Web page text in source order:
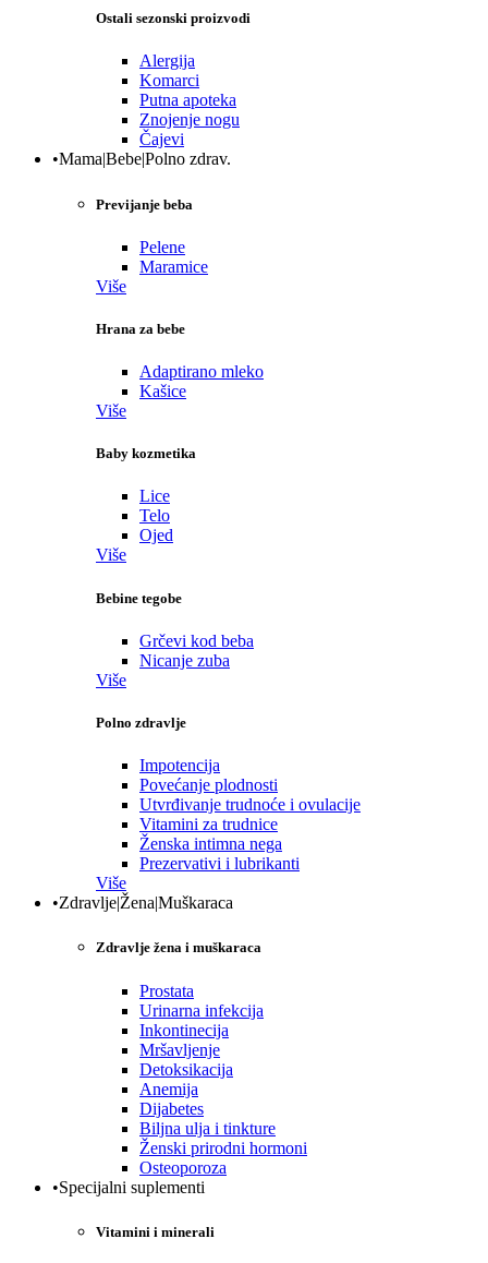
Ostali sezonski proizvodi
Alergija
Komarci
Putna apoteka
Znojenje nogu
Čajevi
•Mama|Bebe|Polno zdrav.
Previjanje beba
Pelene
Maramice
Više
Hrana za bebe
Adaptirano mleko
Kašice
Više
Baby kozmetika
Lice
Telo
Ojed
Više
Bebine tegobe
Grčevi kod beba
Nicanje zuba
Više
Polno zdravlje
Impotencija
Povećanje plodnosti
Utvrđivanje trudnoće i ovulacije
Vitamini za trudnice
Ženska intimna nega
Prezervativi i lubrikanti
Više
•Zdravlje|Žena|Muškaraca
Zdravlje žena i muškaraca
Prostata
Urinarna infekcija
Inkontinecija
Mršavljenje
Detoksikacija
Anemija
Dijabetes
Biljna ulja i tinkture
Ženski prirodni hormoni
Osteoporoza
•Specijalni suplementi
Vitamini i minerali